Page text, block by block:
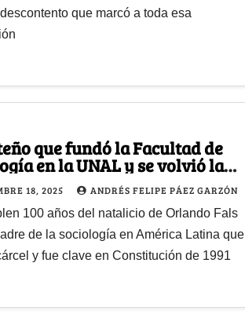
que marcó a toda esa
que fundó la Facultad de
en la UNAL y se volvió la
M-19
18, 2025 ANDRÉS FELIPE PÁEZ GARZÓN
100 años del natalicio de Orlando Fals
de la sociología en América Latina que
y fue clave en Constitución de 1991